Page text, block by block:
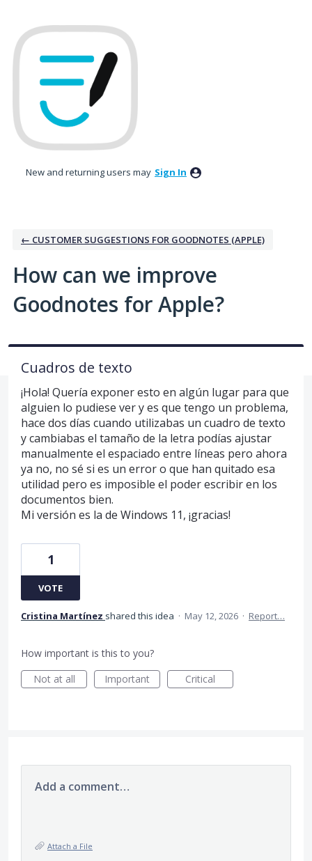
to
content
New and returning users may Sign In
← CUSTOMER SUGGESTIONS FOR GOODNOTES (APPLE)
How can we improve
Goodnotes for Apple?
Cuadros de texto
¡Hola! Quería exponer esto en algún lugar para que
alguien lo pudiese ver y es que tengo un problema,
hace dos días cuando utilizabas un cuadro de texto
y cambiabas el tamaño de la letra podías ajustar
manualmente el espaciado entre líneas pero ahora
ya no, no sé si es un error o que han quitado esa
utilidad pero es imposible el poder escribir en los
documentos bien.
Mi versión es la de Windows 11, ¡gracias!
1
VOTE
Cristina Martínez shared this idea · May 12, 2026 · Report…
How important is this to you?
Not at all
Important Critical
Add a comment…
Attach a File